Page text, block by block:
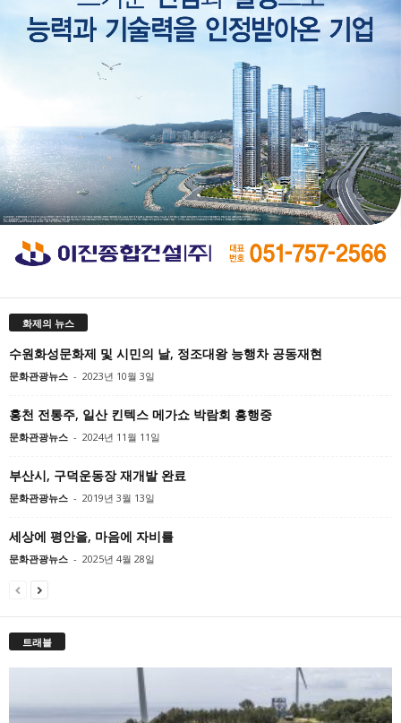
화제의 뉴스
수원화성문화제 및 시민의 날, 정조대왕 능행차 공동재현
문화관광뉴스 - 2023년 10월 3일
홍천 전통주, 일산 킨텍스 메가쇼 박람회 흥행중
문화관광뉴스 - 2024년 11월 11일
부산시, 구덕운동장 재개발 완료
문화관광뉴스 - 2019년 3월 13일
세상에 평안을, 마음에 자비를
문화관광뉴스 - 2025년 4월 28일
트래블